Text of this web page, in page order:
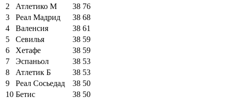
2
Атлетико М 38 76
3
Реал Мадрид 38 68
4
Валенсия 38 61
5
Севилья 38 59
6
Хетафе 38 59
7
Эспаньол 38 53
8
Атлетик Б 38 53
9
Реал Сосьедад 38 50
10 Бетис 38 50